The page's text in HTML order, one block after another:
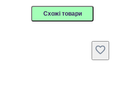
Тістечка
Шоколадні
Схожі товари